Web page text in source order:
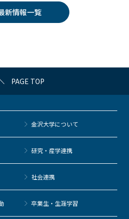
新情報一覧
PAGE TOP
金沢大学について
研究・産学連携
社会連携
卒業生・生涯学習